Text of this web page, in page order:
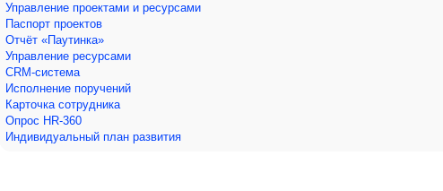
Управление проектами и ресурсами
Паспорт проектов
Отчёт «Паутинка»
Управление ресурсами
CRM-система
Исполнение поручений
Карточка сотрудника
Опрос HR-360
Индивидуальный план развития